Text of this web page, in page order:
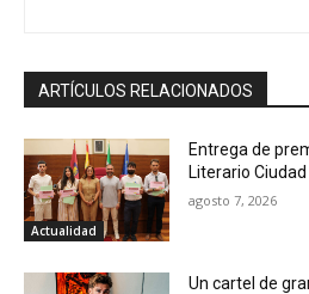
ARTÍCULOS RELACIONADOS
Actualidad
Entrega de
Literario
agosto 7, 2026
Un cartel de